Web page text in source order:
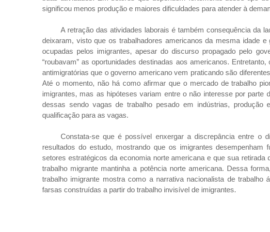
significou menos produção e maiores dificuldades para atender à
A retração das atividades laborais é também consequência da
deixaram, visto que os trabalhadores americanos da mesma idade
ocupadas pelos imigrantes, apesar do discurso propagado pelo
“roubavam” as oportunidades destinadas aos americanos.
antimigratórias que o governo americano vem praticando são
Até o momento, não há como afirmar que o mercado de trabalho
imigrantes, mas as hipóteses variam entre o não interesse por
dessas sendo vagas de trabalho pesado em indústrias,
qualificação para as vagas.
Constata-se que é possível enxergar a discrepância entre o
resultados do estudo, mostrando que os imigrantes
setores estratégicos da economia norte americana e que sua
trabalho migrante mantinha a potência norte americana. Dessa
trabalho imigrante mostra como a narrativa nacionalista de
farsas construídas a partir do trabalho invisível de imigrantes.